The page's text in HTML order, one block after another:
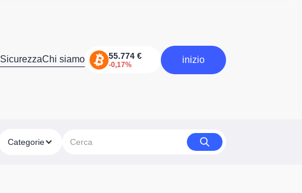
SicurezzaChi siamo
inizio
inizia
Categorie